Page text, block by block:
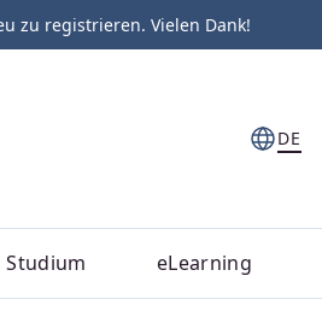
zu registrieren. Vielen Dank!
DE
Studium eLearning